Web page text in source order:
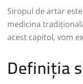
Siropul de artar
medicina
acest capitol, vom
Definiția